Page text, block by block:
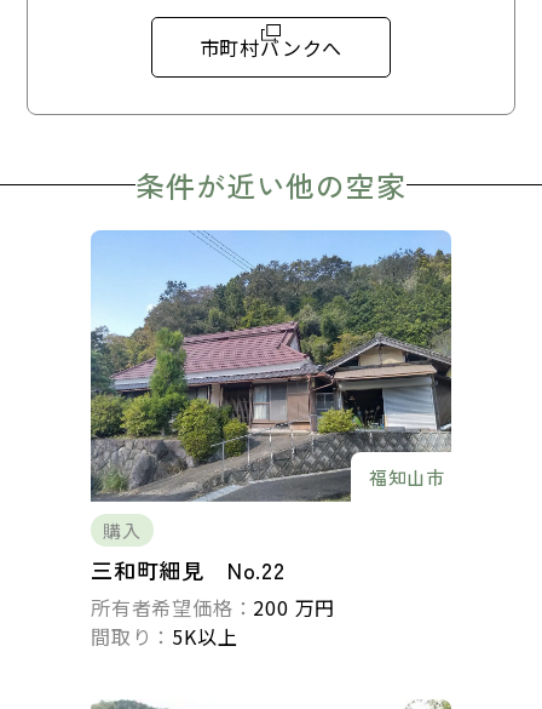
市町村バンクへ
条件が近い他の空家
福知山市
購入
三和町細見 No.22
所有者希望価格： 200 万円
間取り： 5K以上